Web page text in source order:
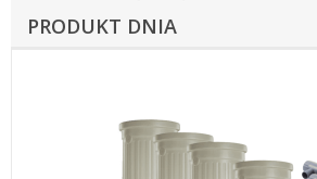
PRODUKT DNIA